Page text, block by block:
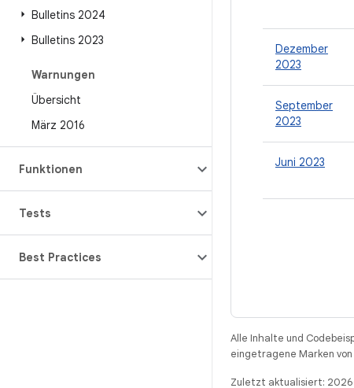
Bulletins 2024
Bulletins 2023
Warnungen
Übersicht
März 2016
Funktionen
Tests
Best Practices
Dezember
2023
September
2023
Juni 2023
Alle Inhalte und
eingetragene Marken
Zuletzt aktualisiert: